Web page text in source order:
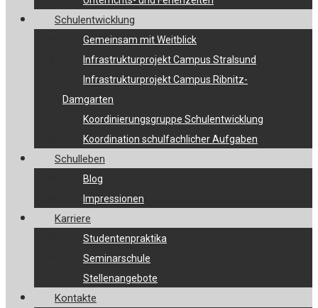
Schulentwicklung
Gemeinsam mit Weitblick
Infrastrukturprojekt Campus Stralsund
Infrastrukturprojekt Campus Ribnitz-
Damgarten
Koordinierungsgruppe Schulentwicklung
Koordination schulfachlicher Aufgaben
Schulleben
Blog
Impressionen
Karriere
Studentenpraktika
Seminarschule
Stellenangebote
Kontakte